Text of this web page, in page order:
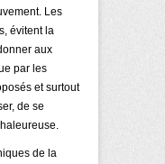
Les
évitent la
aux
par les
et surtout
de se
de la